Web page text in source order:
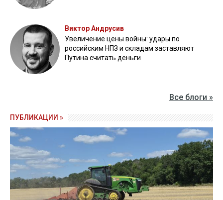
Виктор Андрусив
Увеличение цены войны: удары по
российским НПЗ и складам заставляют
Путина считать деньги
Все блоги »
ПУБЛИКАЦИИ »